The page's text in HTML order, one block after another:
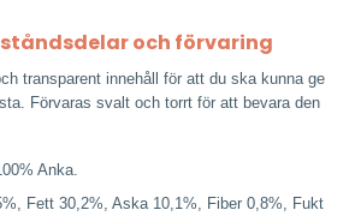
och förvaring
transparent innehåll för att du ska kunna ge
Förvaras svalt och torrt för att bevara den
Anka.
Fett 30,2%, Aska 10,1%, Fiber 0,8%, Fukt